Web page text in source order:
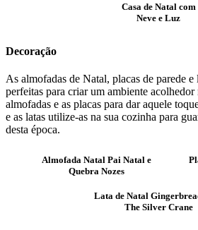
Casa de Natal com
Neve e Luz
Decoração
As almofadas de Natal, placas de parede e
perfeitas para criar um ambiente acolhedor
almofadas e as placas para dar aquele
e as latas utilize-as na sua cozinha para
desta época.
Almofada Natal Pai Natal e
Quebra Nozes
Lata de Natal
The Silver Crane